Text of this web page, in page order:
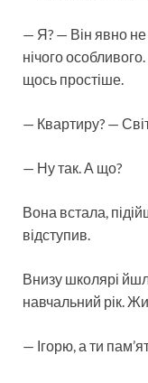
— Я? — Він явно не
нічого
щось простіше.
— Квартиру? —
— Ну так. А що?
Вона встала,
відступив.
Внизу школярі
навчальний рік.
— Ігорю, а ти